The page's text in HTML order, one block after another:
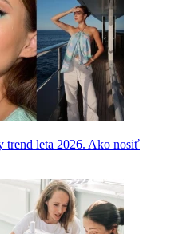
trend leta 2026. Ako nosiť